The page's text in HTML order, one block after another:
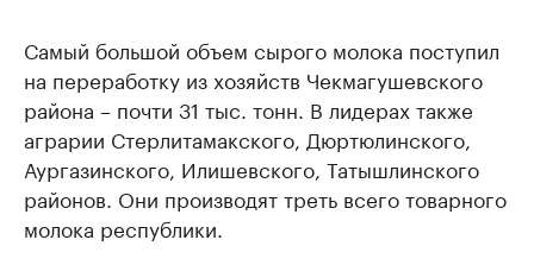
Самый большой объем сырого молока поступил
на переработку из хозяйств Чекмагушевского
района – почти 31 тыс. тонн. В лидерах также
аграрии Стерлитамакского, Дюртюлинского,
Аургазинского, Илишевского, Татышлинского
районов. Они производят треть всего товарного
молока республики.